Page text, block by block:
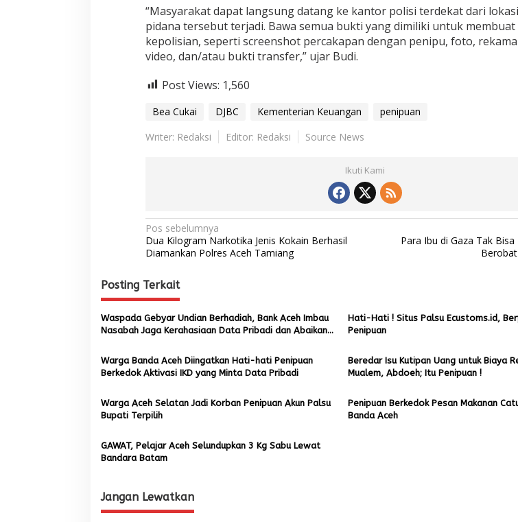
“Masyarakat dapat langsung datang ke kantor polisi terdekat dari
pidana tersebut terjadi. Bawa semua bukti yang dimiliki untuk
kepolisian, seperti screenshot percakapan dengan penipu, foto,
video, dan/atau bukti transfer,” ujar Budi.
Post Views: 1,560
Bea Cukai DJBC Kementerian Keuangan
penipuan
Writer: Redaksi
Editor: Redaksi Source News
Ikuti Kami
N
a
i
g
a
i
o
s
Pos sebelumnya
Dua Kilogram Narkotika Jenis Kokain Berhasil
Diamankan Polres Aceh Tamiang
Para Ibu di Gaza Tak
Posting Terkait
Waspada Gebyar Undian Berhadiah, Bank Aceh Imbau
Nasabah Jaga Kerahasiaan Data Pribadi dan Abaikan
Hati-Hati ! Situs Palsu Ecustoms.id,
Penipuan
Warga Banda Aceh Diingatkan Hati-hati Penipuan
Berkedok Aktivasi IKD yang Minta Data Pribadi
Beredar Isu Kutipan Uang untuk Biaya
Mualem, Abdoeh; Itu Penipuan !
Warga Aceh Selatan Jadi Korban Penipuan Akun Palsu
Bupati Terpilih
Penipuan Berkedok Pesan Makanan
Banda Aceh
GAWAT, Pelajar Aceh Selundupkan 3 Kg Sabu Lewat
Bandara Batam
Jangan Lewatkan
Juli